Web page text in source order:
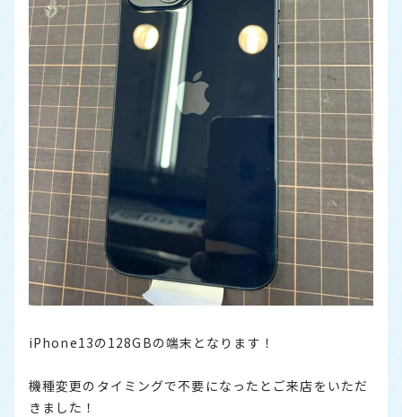
iPhone13の128GBの端末となります！
機種変更のタイミングで不要になったとご来店をいただ
きました！